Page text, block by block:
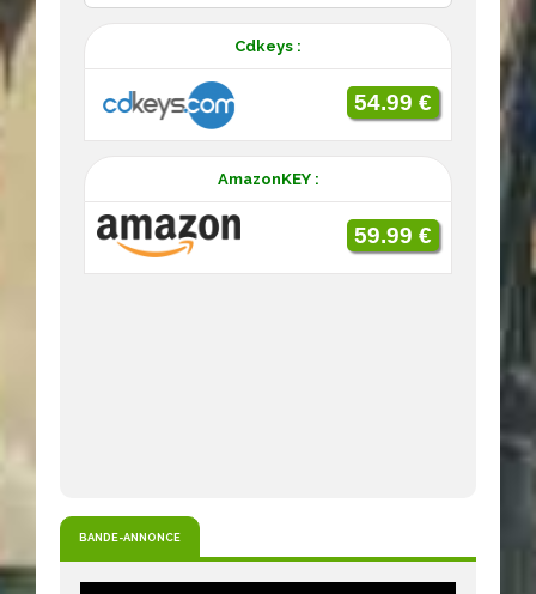
Cdkeys :
54.99 €
AmazonKEY :
59.99 €
BANDE-ANNONCE